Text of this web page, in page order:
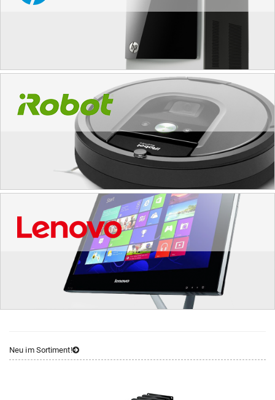
Neu im Sortiment!